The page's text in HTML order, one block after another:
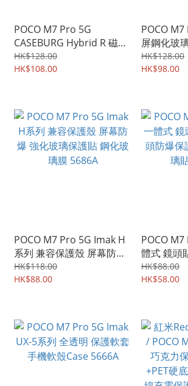
POCO M7 Pro 5G
CASEBURG Hybrid R 磁貼
指環扣 座枱支架 四邊全包
手機殼 手機套 5834A
HK$128.00
HK$108.00
POCO
屏鋼化玻
璃貼 5687A
HK$128.00
HK$98.00
POCO M7 Pro 5G Imak H
系列 兼容保護殼 屏幕防爆
強化玻璃保護貼 鋼化玻璃
膜 5686A
HK$118.00
HK$88.00
POCO
體式 鏡頭
防爆保護
貼膜 5682A
HK$88.00
HK$58.00